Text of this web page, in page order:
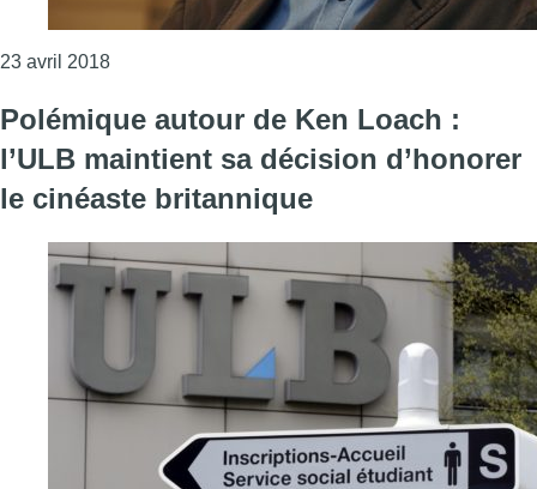
23 avril 2018Consulter l'article "Polémique autour de la
Polémique autour de Ken Loach :
l’ULB maintient sa décision d’honorer
le cinéaste britannique